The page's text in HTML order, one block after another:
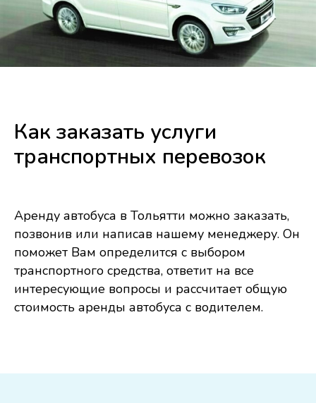
Как заказать услуги
транспортных перевозок
Аренду автобуса в Тольятти можно заказать,
позвонив или написав нашему менеджеру. Он
поможет Вам определится с выбором
транспортного средства, ответит на все
интересующие вопросы и рассчитает общую
стоимость аренды автобуса с водителем.